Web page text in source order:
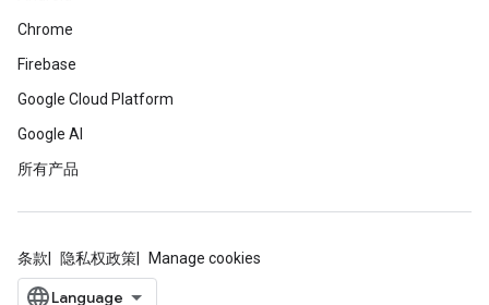
Chrome
Firebase
Google Cloud Platform
Google AI
所有产品
条款 隐私权政策 Manage cookies